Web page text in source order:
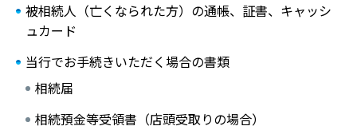
被相続人（亡くなられた方）の通帳、証書、キャッシ
ュカード
当行でお手続きいただく場合の書類
相続届
相続預金等受領書（店頭受取りの場合）